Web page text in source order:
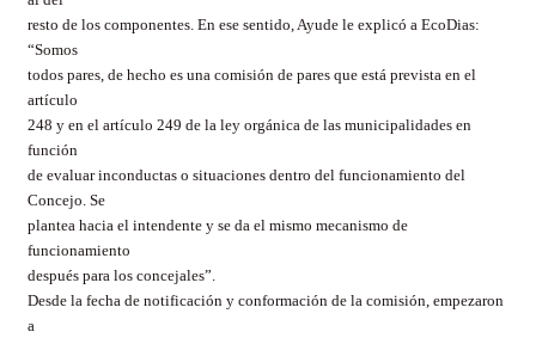
resto de los componentes. En ese sentido, Ayude le explicó a EcoDias:
“Somos
todos pares, de hecho es una comisión de pares que está prevista en el
artículo
248 y en el artículo 249 de la ley orgánica de las municipalidades en
función
de evaluar inconductas o situaciones dentro del funcionamiento del
Concejo. Se
plantea hacia el intendente y se da el mismo mecanismo de
funcionamiento
después para los concejales”.
Desde la fecha de notificación y conformación de la comisión, empezaron
a